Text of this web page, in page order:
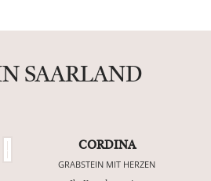
SAARLAND
CORDINA
GRABSTEIN MIT HERZEN